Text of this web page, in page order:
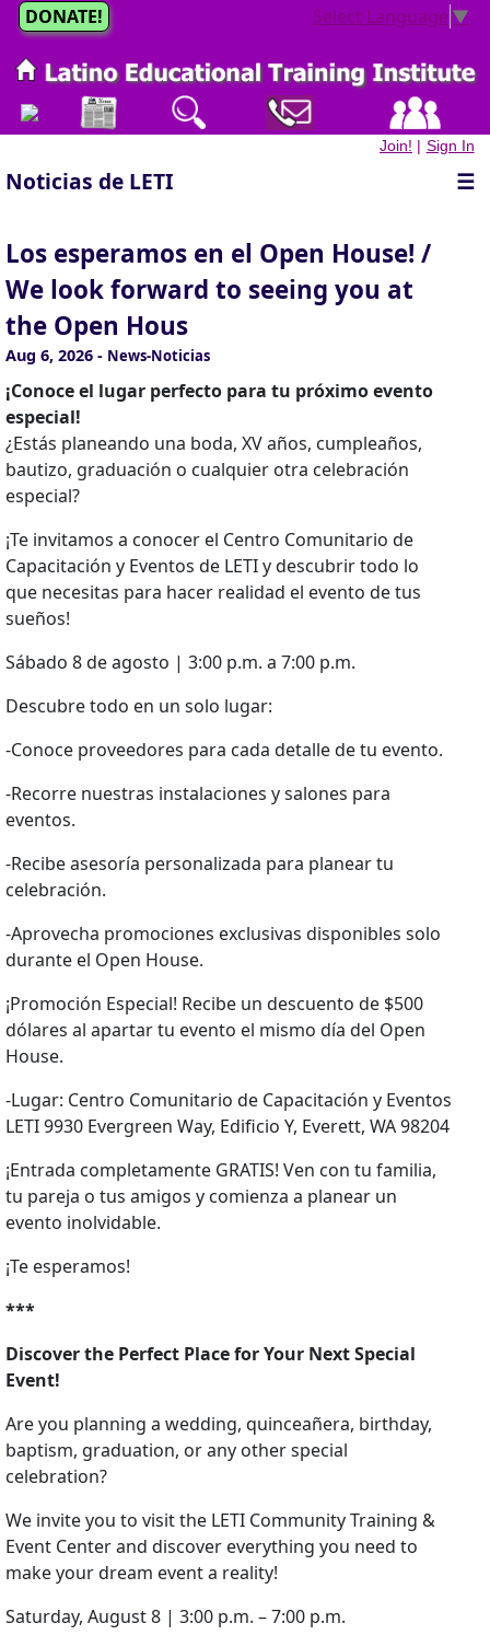
Select Language ▼
DONATE!
Join! | Sign In
Noticias de LETI ☰
Los esperamos en el Open House! /
We look forward to seeing you at
the Open Hous
Aug 6, 2026 - News-Noticias
¡Conoce el lugar perfecto para tu próximo evento
especial!
¿Estás planeando una boda, XV años, cumpleaños,
bautizo, graduación o cualquier otra celebración
especial?
¡Te invitamos a conocer el Centro Comunitario de
Capacitación y Eventos de LETI y descubrir todo lo
que necesitas para hacer realidad el evento de tus
sueños!
Sábado 8 de agosto | 3:00 p.m. a 7:00 p.m.
Descubre todo en un solo lugar:
-Conoce proveedores para cada detalle de tu evento.
-Recorre nuestras instalaciones y salones para
eventos.
-Recibe asesoría personalizada para planear tu
celebración.
-Aprovecha promociones exclusivas disponibles solo
durante el Open House.
¡Promoción Especial! Recibe un descuento de $500
dólares al apartar tu evento el mismo día del Open
House.
-Lugar: Centro Comunitario de Capacitación y Eventos
LETI 9930 Evergreen Way, Edificio Y, Everett, WA 98204
¡Entrada completamente GRATIS! Ven con tu familia,
tu pareja o tus amigos y comienza a planear un
evento inolvidable.
¡Te esperamos!
***
Discover the Perfect Place for Your Next Special
Event!
Are you planning a wedding, quinceañera, birthday,
baptism, graduation, or any other special
celebration?
We invite you to visit the LETI Community Training &
Event Center and discover everything you need to
make your dream event a reality!
Saturday, August 8 | 3:00 p.m. – 7:00 p.m.